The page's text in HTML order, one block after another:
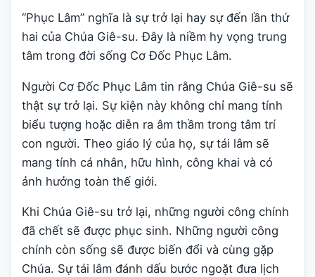
“Phục Lâm” nghĩa là sự trở lại hay sự đến lần thứ
hai của Chúa Giê-su. Đây là niềm hy vọng trung
tâm trong đời sống Cơ Đốc Phục Lâm.
Người Cơ Đốc Phục Lâm tin rằng Chúa Giê-su sẽ
thật sự trở lại. Sự kiện này không chỉ mang tính
biểu tượng hoặc diễn ra âm thầm trong tâm trí
con người. Theo giáo lý của họ, sự tái lâm sẽ
mang tính cá nhân, hữu hình, công khai và có
ảnh hưởng toàn thế giới.
Khi Chúa Giê-su trở lại, những người công chính
đã chết sẽ được phục sinh. Những người công
chính còn sống sẽ được biến đổi và cùng gặp
Chúa. Sự tái lâm đánh dấu bước ngoặt đưa lịch